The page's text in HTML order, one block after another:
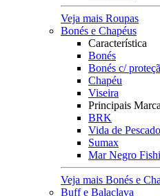
Veja mais Roupas
Bonés e Chapéus
Característica
Bonés
Bonés c/
Chapéu
Viseira
Principais
BRK
Vida de
Sumax
Mar Negro
Veja mais Bonés e
Buff e Balaclava